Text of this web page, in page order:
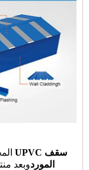
UPVC سقف
الموردوبعد